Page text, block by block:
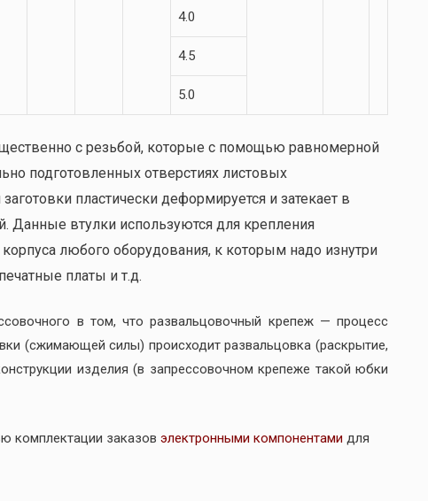
4.0
4.5
5.0
с резьбой, которые с помощью равномерной
подготовленных отверстиях листовых
пластически деформируется и затекает в
Данные втулки используются для крепления
любого оборудования, к которым надо изнутри
платы и т.д.
в том, что развальцовочный крепеж — процесс
(сжимающей силы) происходит развальцовка (раскрытие,
изделия (в запрессовочном крепеже такой юбки
комплектации заказов электронными компонентами для